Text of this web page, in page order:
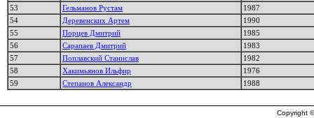
53
Гельманов Рустам
1987
54
Деревенских Артем
1990
55
Порцев Дмитрий
1985
56
Сарапаев Дмитрий
1983
57
Поплавский Станислав
1982
58
Хакимьянов Ильфир
1976
59
Степанов Александp 1988
Copyright